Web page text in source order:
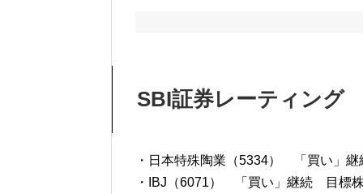
SBI証券レーティング
・日本特殊陶業（5334） 「買い」
・IBJ（6071） 「買い」継続 目標